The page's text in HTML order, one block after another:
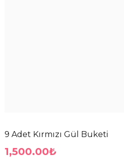
9 Adet Kırmızı Gül Buketi
1,500.00₺